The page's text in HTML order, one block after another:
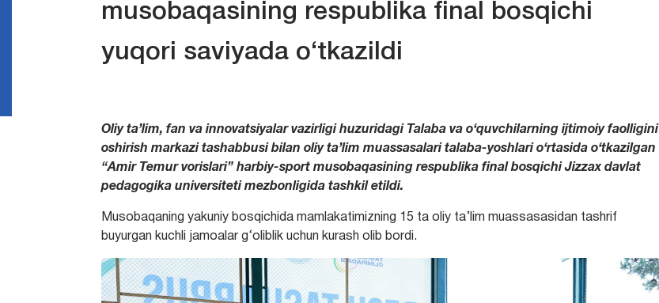
musobaqasining respublika final bosqichi
yuqori saviyada o‘tkazildi
Oliy ta’lim, fan va innovatsiyalar vazirligi huzuridagi Talaba va o‘quvchilarning ijtimoiy faolligini
oshirish markazi tashabbusi bilan oliy ta’lim muassasalari talaba-yoshlari o‘rtasida o‘tkazilgan
“Amir Temur vorislari” harbiy-sport musobaqasining respublika final bosqichi Jizzax davlat
pedagogika universiteti mezbonligida tashkil etildi.
Musobaqaning yakuniy bosqichida mamlakatimizning 15 ta oliy ta’lim muassasasidan tashrif
buyurgan kuchli jamoalar g‘oliblik uchun kurash olib bordi.